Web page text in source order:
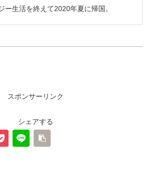
ー生活を終えて2020年夏に帰国。
スポンサーリンク
シェアする